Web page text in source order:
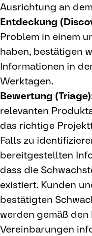
Ausrichtung an dem
Entdeckung
Problem in einem
haben, bestätigen
Informationen in
Werktagen.
Bewertung
relevanten
das richtige
Falls zu
bereitgestellten
dass die
existiert. Kunden
bestätigten
werden gemäß
Vereinbarungen